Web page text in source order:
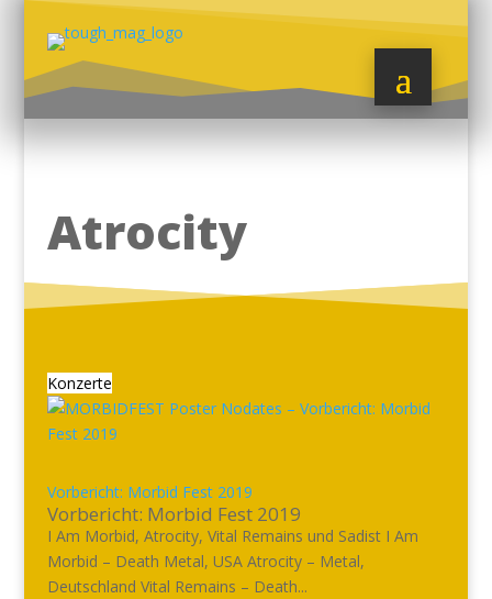
Atrocity
Konzerte
Vorbericht: Morbid Fest 2019
Vorbericht: Morbid Fest 2019
I Am Morbid, Atrocity, Vital Remains und Sadist I Am
Morbid – Death Metal, USA Atrocity – Metal,
Deutschland Vital Remains – Death...